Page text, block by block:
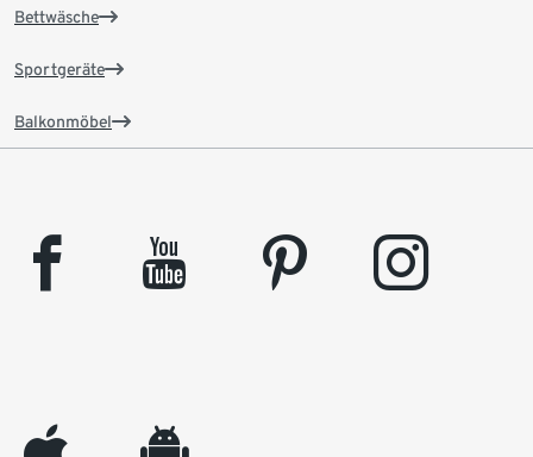
Bettwäsche
Sportgeräte
Balkonmöbel
facebook youtube pinterest instagram